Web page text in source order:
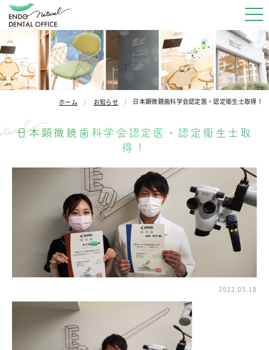
ホーム お知らせ 日本顕微鏡歯科学会認定医・認定衛生士取得！
日本顕微鏡歯科学会認定医・認定衛生士取
得！
2022.05.18